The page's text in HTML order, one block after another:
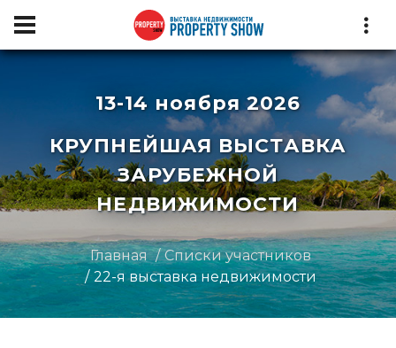
13-14 ноября 2026
КРУПНЕЙШАЯ ВЫСТАВКА
ЗАРУБЕЖНОЙ
НЕДВИЖИМОСТИ
Главная
Списки участников
22-я выставка недвижимости